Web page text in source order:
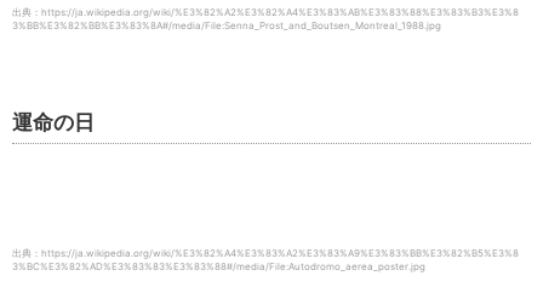
出典：https://ja.wikipedia.org/wiki/%E3%82%A2%E3%82%A4%E3%83%AB%E3%83%88%E3%83%B3%E3%8
3%BB%E3%82%BB%E3%83%8A#/media/File:Senna_Prost_and_Boutsen_Montreal_1988.jpg
運命の日
出典：https://ja.wikipedia.org/wiki/%E3%82%A4%E3%83%A2%E3%83%A9%E3%83%BB%E3%82%B5%E3%8
3%BC%E3%82%AD%E3%83%83%E3%83%88#/media/File:Autodromo_aerea_poster.jpg